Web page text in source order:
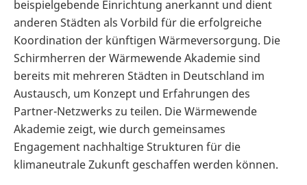
beispielgebende Einrichtung anerkannt und dient
anderen Städten als Vorbild für die erfolgreiche
Koordination der künftigen Wärmeversorgung. Die
Schirmherren der Wärmewende Akademie sind
bereits mit mehreren Städten in Deutschland im
Austausch, um Konzept und Erfahrungen des
Partner-Netzwerks zu teilen. Die Wärmewende
Akademie zeigt, wie durch gemeinsames
Engagement nachhaltige Strukturen für die
klimaneutrale Zukunft geschaffen werden können.